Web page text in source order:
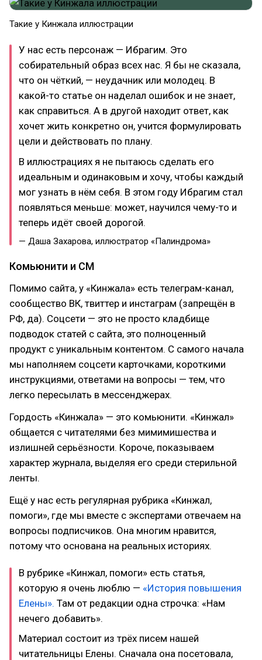
Такие у Кинжала иллюстрации
У нас есть персонаж — Ибрагим. Это
собирательный образ всех нас. Я бы не сказала,
что он чёткий, — неудачник или молодец. В
какой-то статье он наделал ошибок и не знает,
как справиться. А в другой находит ответ, как
хочет жить конкретно он, учится формулировать
цели и действовать по плану.
В иллюстрациях я не пытаюсь сделать его
идеальным и одинаковым и хочу, чтобы каждый
мог узнать в нём себя. В этом году Ибрагим стал
появляться меньше: может, научился чему-то и
теперь идёт своей дорогой.
— Даша Захарова, иллюстратор «Палиндрома»
Комьюнити и СМ
Помимо сайта, у «Кинжала» есть телеграм-канал,
сообщество ВК, твиттер и инстаграм (запрещён в
РФ, да). Соцсети — это не просто кладбище
подводок статей с сайта, это полноценный
продукт с уникальным контентом. С самого начала
мы наполняем соцсети карточками, короткими
инструкциями, ответами на вопросы — тем, что
легко пересылать в мессенджерах.
Гордость «Кинжала» — это комьюнити. «Кинжал»
общается с читателями без мимимишества и
излишней серьёзности. Короче, показываем
характер журнала, выделяя его среди стерильной
ленты.
Ещё у нас есть регулярная рубрика «Кинжал,
помоги», где мы вместе с экспертами отвечаем на
вопросы подписчиков. Она многим нравится,
потому что основана на реальных историях.
В рубрике «Кинжал, помоги» есть статья,
которую я очень люблю — «История повышения
Елены». Там от редакции одна строчка: «Нам
нечего добавить».
Материал состоит из трёх писем нашей
читательницы Елены. Сначала она посетовала,